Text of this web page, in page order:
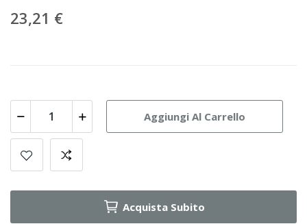
23,21 €
Aggiungi Al Carrello
Acquista Subito